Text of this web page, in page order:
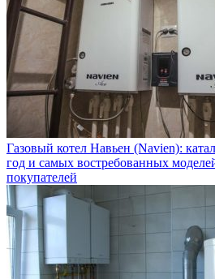
Газовый котел Навьен (Navien):
год и самых востребованных
покупателей